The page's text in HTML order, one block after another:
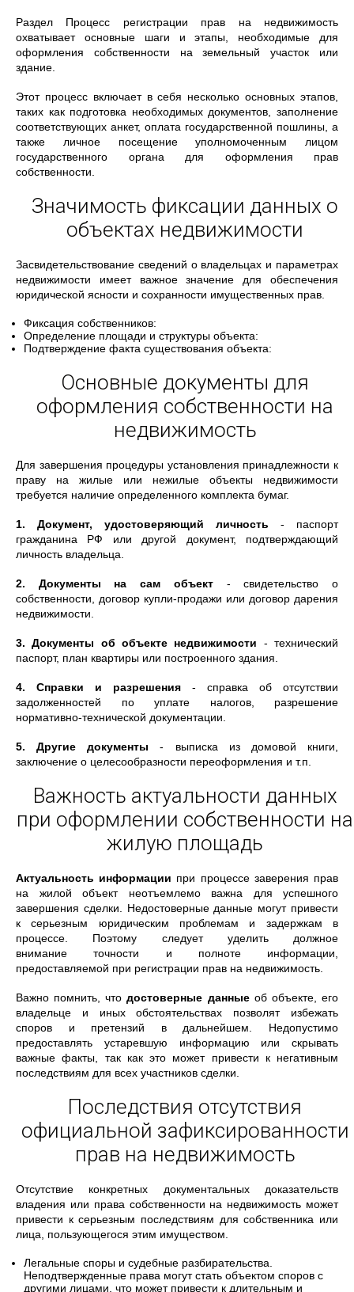
Раздел Процесс регистрации прав на недвижимость
охватывает основные шаги и этапы, необходимые для
оформления собственности на земельный участок или
здание.
Этот процесс включает в себя несколько основных этапов,
таких как подготовка необходимых документов, заполнение
соответствующих анкет, оплата государственной пошлины, а
также личное посещение уполномоченным лицом
государственного органа для оформления прав
собственности.
Значимость фиксации данных о
объектах недвижимости
Засвидетельствование сведений о владельцах и параметрах
недвижимости имеет важное значение для обеспечения
юридической ясности и сохранности имущественных прав.
Фиксация собственников:
Определение площади и структуры объекта:
Подтверждение факта существования объекта:
Основные документы для
оформления собственности на
недвижимость
Для завершения процедуры установления принадлежности к
праву на жилые или нежилые объекты недвижимости
требуется наличие определенного комплекта бумаг.
1. Документ, удостоверяющий личность - паспорт
гражданина РФ или другой документ, подтверждающий
личность владельца.
2. Документы на сам объект- свидетельство о
собственности, договор купли-продажи или договор дарения
недвижимости.
3. Документы об объекте недвижимости - технический
паспорт, план квартиры или построенного здания.
4. Справки и разрешения - справка об отсутствии
задолженностей по уплате налогов, разрешение
нормативно-технической документации.
5. Другие документы - выписка из домовой книги,
заключение о целесообразности переоформления и т.п.
Важность актуальности данных
при оформлении собственности на
жилую площадь
Актуальность информации при процессе заверения прав
на жилой объект неотъемлемо важна для успешного
завершения сделки. Недостоверные данные могут привести
к серьезным юридическим проблемам и задержкам в
процессе. Поэтому следует уделить должное
внимание точности и полноте информации,
предоставляемой при регистрации прав на недвижимость.
Важно помнить, чтодостоверные данныеоб объекте, его
владельце и иных обстоятельствах позволят избежать
споров и претензий в дальнейшем. Недопустимо
предоставлять устаревшую информацию или скрывать
важные факты, так как это может привести к негативным
последствиям для всех участников сделки.
Последствия отсутствия
официальной зафиксированности
прав на недвижимость
Отсутствие конкретных документальных доказательств
владения или права собственности на недвижимость может
привести к серьезным последствиям для собственника или
лица, пользующегося этим имуществом.
Легальные споры и судебные разбирательства.
Неподтвержденные права могут стать объектом споров с
другими лицами, что может привести к длительным и